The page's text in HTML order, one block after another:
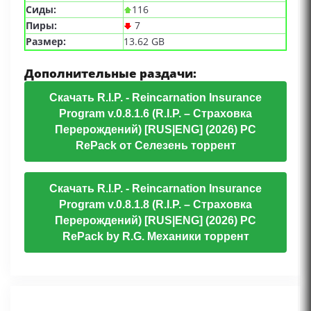
Сиды:
116
Пиры:
7
Размер:
13.62 GB
Дополнительные раздачи:
Скачать R.I.P. - Reincarnation Insurance
Program v.0.8.1.6 (R.I.P. – Страховка
Перерождений) [RUS|ENG] (2026) PC
RePack от Селезень торрент
Скачать R.I.P. - Reincarnation Insurance
Program v.0.8.1.8 (R.I.P. – Страховка
Перерождений) [RUS|ENG] (2026) PC
RePack by R.G. Механики торрент